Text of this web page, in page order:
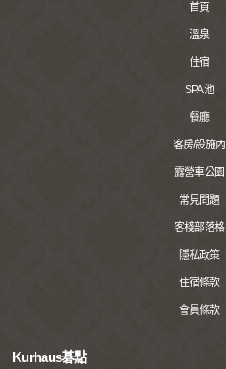
首頁
溫泉
住宿
SPA池
餐廳
客房/設施內
露營車公園
常見問題
客棧部落格
隱私政策
住宿條款
會員條款
Kurhaus碁點